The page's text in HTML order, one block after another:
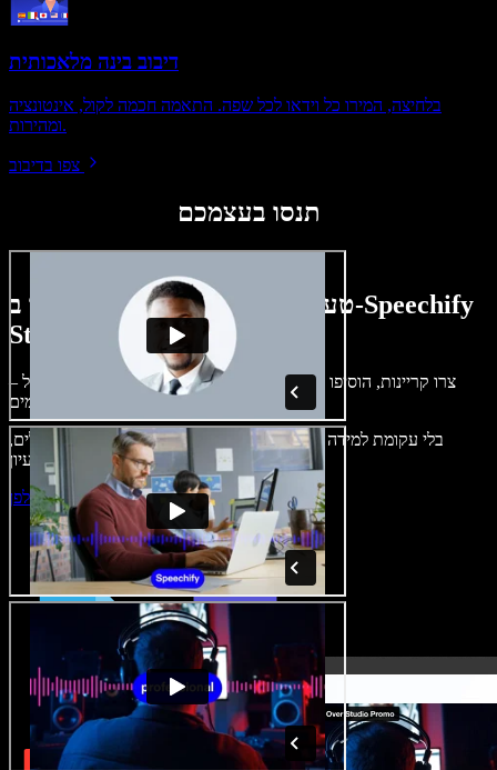
דיבוב בינה מלאכותית
בלחיצה, המירו כל וידאו לכל שפה. התאמה חכמה לקול, אינטונציה
ומהירות.
צפו בדיבוב
תנסו בעצמכם
טעימה קטנה ממה שתוכלו ליצור ב-Speechify
Studio.
צרו קריינות, הוסיפו תמונות ללא זכויות, אודיו, סרטונים ושיבוט קול –
בלי עקומת למידה – הכול זמין בדפדפן. יוצרי תוכן כבר לא מוגבלים,
התחילו ליצור באולפן